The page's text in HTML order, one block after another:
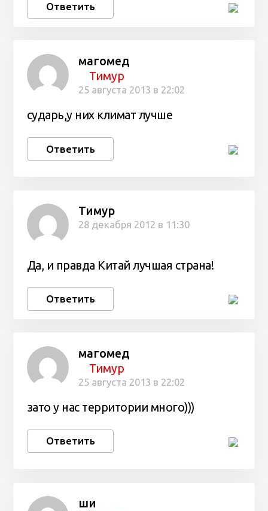
Ответить
магомед
Тимур
25 августа 2013 в 22:02
сударь,у них климат лучше
Ответить
Тимур
28 декабря 2012 в 11:30
Да, и правда Китай лучшая страна!
Ответить
магомед
Тимур
25 августа 2013 в 22:02
зато у нас территории много)))
Ответить
ши